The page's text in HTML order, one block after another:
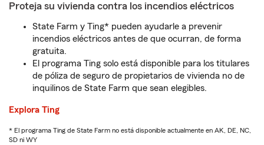
Proteja su vivienda contra los incendios eléctricos
State Farm y Ting* pueden ayudarle a prevenir
incendios eléctricos antes de que ocurran, de forma
gratuita.
El programa Ting solo está disponible para los titulares
de póliza de seguro de propietarios de vivienda no de
inquilinos de State Farm que sean elegibles.
Explora Ting
* El programa Ting de State Farm no está disponible actualmente en AK, DE, NC,
SD ni WY